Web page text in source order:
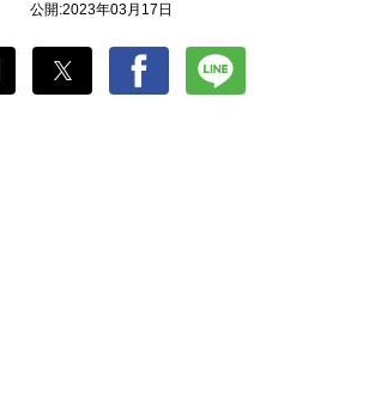
公開:2023年03月17日